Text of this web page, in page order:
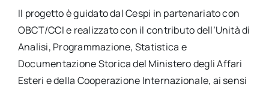
Il progetto è guidato dal Cespi in partenariato con
OBCT/CCI e realizzato con il contributo dell’Unità di
Analisi, Programmazione, Statistica e
Documentazione Storica del Ministero degli Affari
Esteri e della Cooperazione Internazionale, ai sensi